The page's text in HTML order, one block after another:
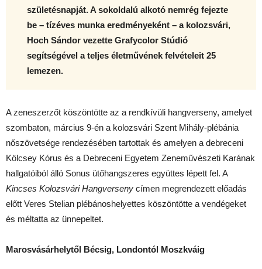
születésnapját. A sokoldalú alkotó nemrég fejezte
be – tízéves munka eredményeként – a kolozsvári,
Hoch Sándor vezette Grafycolor Stúdió
segítségével a teljes életművének felvételeit 25
lemezen.
A zeneszerzőt köszöntötte az a rendkívüli hangverseny, amelyet
szombaton, március 9-én a kolozsvári Szent Mihály-plébánia
nőszövetsége rendezésében tartottak és amelyen a debreceni
Kölcsey Kórus és a Debreceni Egyetem Zeneművészeti Karának
hallgatóiból álló Sonus ütőhangszeres együttes lépett fel. A
Kincses Kolozsvári Hangverseny címen megrendezett előadás
előtt Veres Stelian plébánoshelyettes köszöntötte a vendégeket
és méltatta az ünnepeltet.
Marosvásárhelytől Bécsig, Londontól Moszkváig